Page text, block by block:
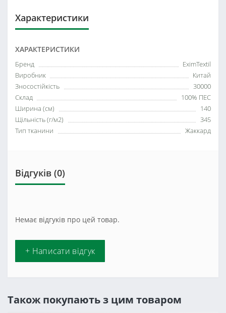
Характеристики
ХАРАКТЕРИСТИКИ
Бренд
EximTextil
Виробник
Китай
Зносостійкість
30000
Склад
100% ПЕС
Ширина (см)
140
Щільність (г/м2)
345
Тип тканини
Жаккард
Відгуків (0)
Немає відгуків про цей товар.
+ Написати відгук
Також покупають з цим товаром